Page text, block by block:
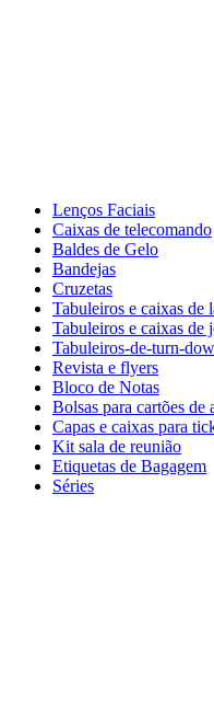
Lenços Faciais
Caixas de telecomando
Baldes de Gelo
Bandejas
Cruzetas
Tabuleiros e caixas de
Tabuleiros e caixas de
Tabuleiros-de-turn-
Revista e flyers
Bloco de Notas
Bolsas para cartões de
Capas e caixas para
Kit sala de reunião
Etiquetas de Bagagem
Séries